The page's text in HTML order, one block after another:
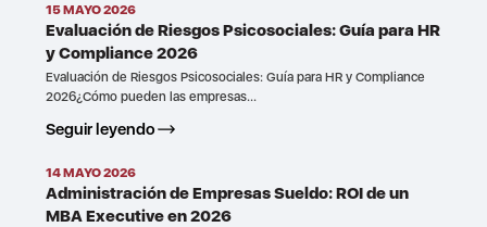
15 MAYO 2026
Evaluación de Riesgos Psicosociales: Guía para HR
y Compliance 2026
Evaluación de Riesgos Psicosociales: Guía para HR y Compliance
2026¿Cómo pueden las empresas...
Seguir leyendo
14 MAYO 2026
Administración de Empresas Sueldo: ROI de un
MBA Executive en 2026